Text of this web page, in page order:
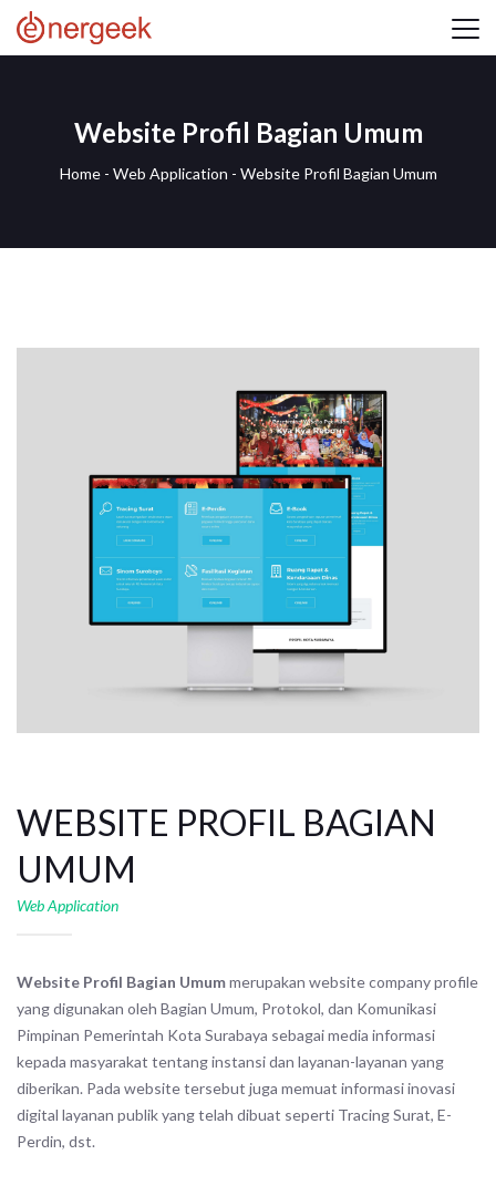
Website Profil Bagian Umum
Home- Web Application - Website Profil Bagian Umum
WEBSITE PROFIL BAGIAN
UMUM
Web Application
Website Profil Bagian Umummerupakan website company profile
yang digunakan oleh Bagian Umum, Protokol, dan Komunikasi
Pimpinan Pemerintah Kota Surabaya sebagai media informasi
kepada masyarakat tentang instansi dan layanan-layanan yang
diberikan. Pada website tersebut juga memuat informasi inovasi
digital layanan publik yang telah dibuat seperti Tracing Surat, E-
Perdin, dst.